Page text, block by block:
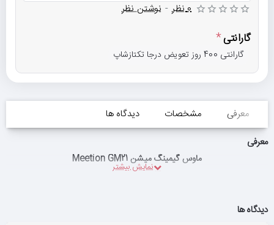
0 نظر - نوشتن نظر
گارانتی
گارانتی 400 روز تعویض درجا تکتازشاپ
معرفی مشخصات
دیدگاه ها
معرفی
ماوس گیمینگ میشن Meetion GM21
دیدگاه ها